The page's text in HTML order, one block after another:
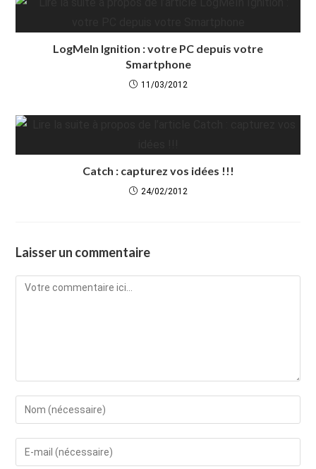
LogMeIn Ignition : votre PC depuis votre
Smartphone
11/03/2012
Catch : capturez vos idées !!!
24/02/2012
Laisser un commentaire
Comment
Enter
your
name
Enter
your